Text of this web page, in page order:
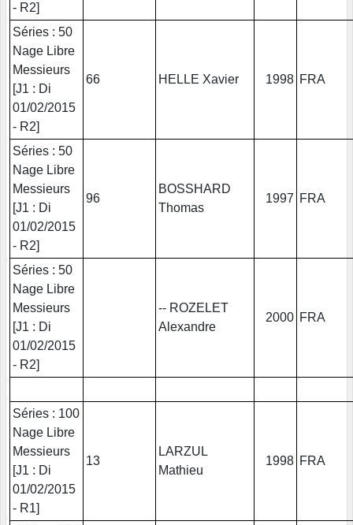
- R2]
Séries : 50
Nage Libre
Messieurs
[J1 : Di
01/02/2015
- R2]
66 HELLE Xavier 1998 FRA
Séries : 50
Nage Libre
Messieurs
[J1 : Di
01/02/2015
- R2]
96
BOSSHARD
Thomas
1997 FRA
Séries : 50
Nage Libre
Messieurs
[J1 : Di
01/02/2015
- R2]
-- ROZELET
Alexandre
2000 FRA
Séries : 100
Nage Libre
Messieurs
[J1 : Di
01/02/2015
- R1]
13
LARZUL
Mathieu
1998 FRA